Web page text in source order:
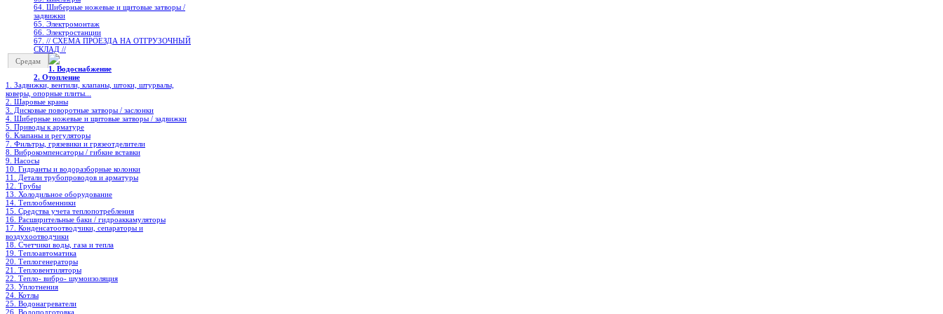
64. Шиберные ножевые и щитовые затворы /
задвижки
65. Электромонтаж
66. Электростанции
67. // СХЕМА ПРОЕЗДА НА ОТГРУЗОЧНЫЙ
СКЛАД //
Средам
1. Водоснабжение
2. Отопление
1. Задвижки, вентили, клапаны, штоки, штурвалы,
коверы, опорные плиты...
2. Шаровые краны
3. Дисковые поворотные затворы / заслонки
4. Шиберные ножевые и щитовые затворы / задвижки
5. Приводы к арматуре
6. Клапаны и регуляторы
7. Фильтры, грязевики и грязеотделители
8. Виброкомпенсаторы / гибкие вставки
9. Насосы
10. Гидранты и водоразборные колонки
11. Детали трубопроводов и арматуры
12. Трубы
13. Холодильное oборудование
14. Теплообменники
15. Средства учета теплопотребления
16. Расширительные баки / гидроаккамуляторы
17. Конденсатоотводчики, сепараторы и
воздухоотводчики
18. Счетчики воды, газа и тепла
19. Теплоавтоматика
20. Теплогенераторы
21. Тепловентиляторы
22. Тепло- вибро- шумоизоляция
23. Уплотнения
24. Котлы
25. Водонагреватели
26. Водоподготовка